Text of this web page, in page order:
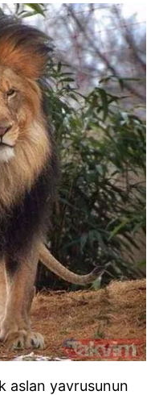
aslan yavrusunun